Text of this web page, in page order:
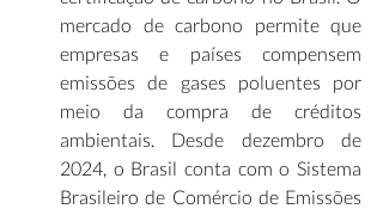
mercado de carbono permite que
empresas e países compensem
emissões de gases poluentes por
meio da compra de créditos
ambientais. Desde dezembro de
2024, o Brasil conta com o Sistema
Brasileiro de Comércio de Emissões